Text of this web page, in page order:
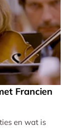
Francien
en wat is